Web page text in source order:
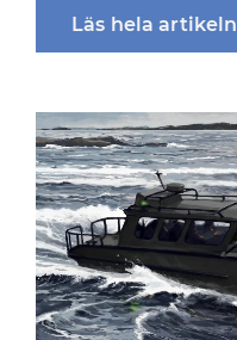
Läs hela artikeln